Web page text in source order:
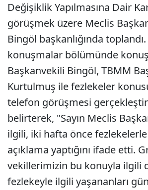
Değişiklik Yapılmasına Dair
görüşmek üzere Meclis
Bingöl başkanlığında toplandı.
konuşmalar bölümünde
Başkanvekili Bingöl, TBMM
Kurtulmuş ile fezlekeler
telefon görüşmesi
belirterek, "Sayın Meclis
ilgili, iki hafta önce
açıklama yaptığını ifade etti.
vekillerimizin bu konuyla ilgili
fezlekeyle ilgili yaşananları